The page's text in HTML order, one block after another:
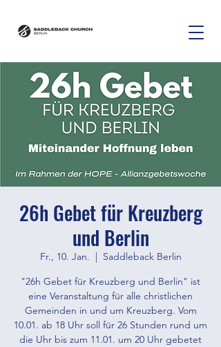
26h Gebet für Kreuzberg
und Berlin
Fr., 10. Jan.
  |
Saddleback Berlin
"26h Gebet für Kreuzberg und Berlin" ist
eine Veranstaltung für alle christlichen
Gemeinden in und um Kreuzberg. Vom
10.01. ab 18 Uhr soll für 26 Stunden rund um
die Uhr bis zum 11.01. um 20 Uhr gebetet